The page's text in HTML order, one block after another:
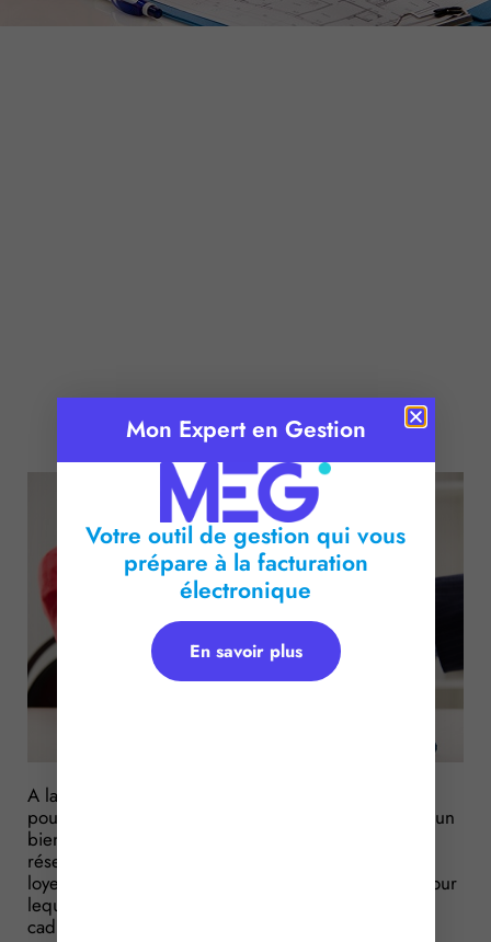
Publié le :10 octobre 2016
Temps de lecture :
A la faveur d’une transmission de patrimoine, vous
pouvez organiser la donation de la nue-propriété d’un
bien immobilier mis en location, tout en vous en
réservant l’usufruit pour continuer à percevoir les
loyers. Attention toutefois s’il s’agit d’un logement pour
lequel vous avez obtenu un avantage fiscal dans le
cadre d’un régime de défiscalisation…
Mon Expert en Gestion
Votre outil de gestion qui vous
prépare à la facturation
électronique
En savoir plus